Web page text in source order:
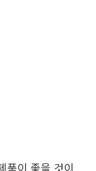
품이 좋을 것이